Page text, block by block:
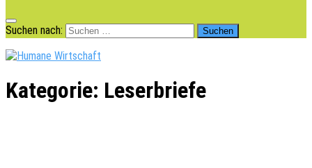
Suchen nach:
Kategorie: Leserbriefe